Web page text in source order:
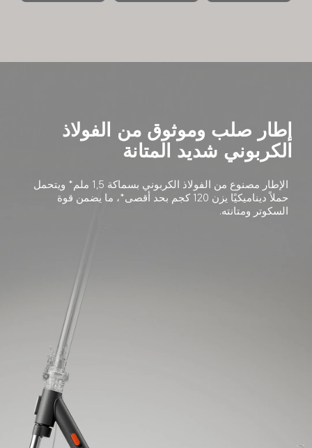
إطار صلب وموثوق من الفولاذ
الكربوني شديد المتانة
الإطار مصنوع من الفولاذ الكربوني بسماكة 1,5 ملم* ويتحمل
حملاً ديناميكيًا يزن 120 كجم بحد أقصى*، ما يضمن قوة
السكوتر ومتانته.